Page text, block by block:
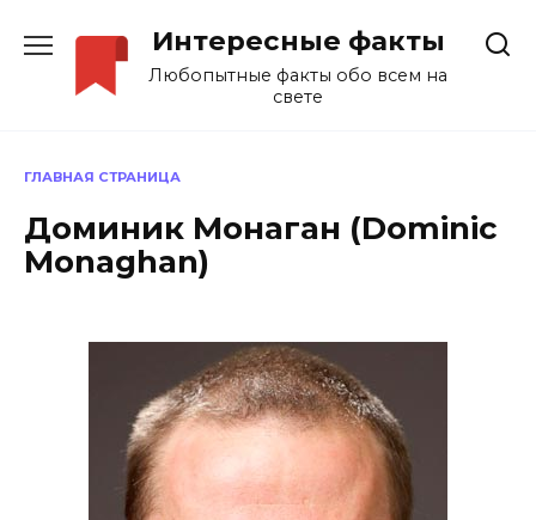
содержанию
Интересные факты
Любопытные факты обо всем на
свете
ГЛАВНАЯ СТРАНИЦА
Доминик Монаган (Dominic
Monaghan)